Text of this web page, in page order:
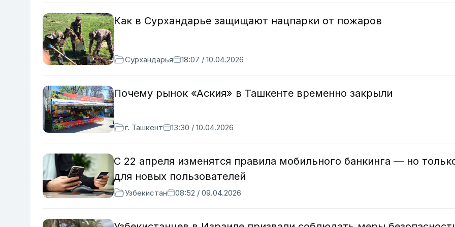
Как в Сурхандарье защищают нацпарки от пожаров
Сурхандарья 18:07 / 10.04.2026
Почему рынок «Аския» в Ташкенте временно закрыли
г. Ташкент 13:30 / 10.04.2026
С 22 апреля изменятся правила мобильного банкинга — но
для новых пользователей
Узбекистан 08:52 / 09.04.2026